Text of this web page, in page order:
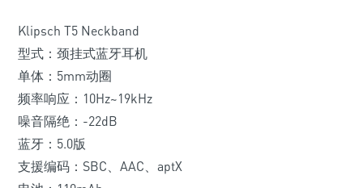
Klipsch T5 Neckband
型式：颈挂式蓝牙耳机
单体：5mm动圈
频率响应：10Hz~19kHz
噪音隔绝：-22dB
蓝牙：5.0版
支援编码：SBC、AAC、aptX